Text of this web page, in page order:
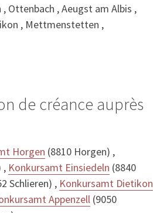
Ottenbach , Aeugst am Albis ,
, Mettmenstetten ,
de créance auprès
Horgen (8810 Horgen) ,
, Konkursamt Einsiedeln (8840
Schlieren) , Konkursamt Dietikon
Appenzell (9050